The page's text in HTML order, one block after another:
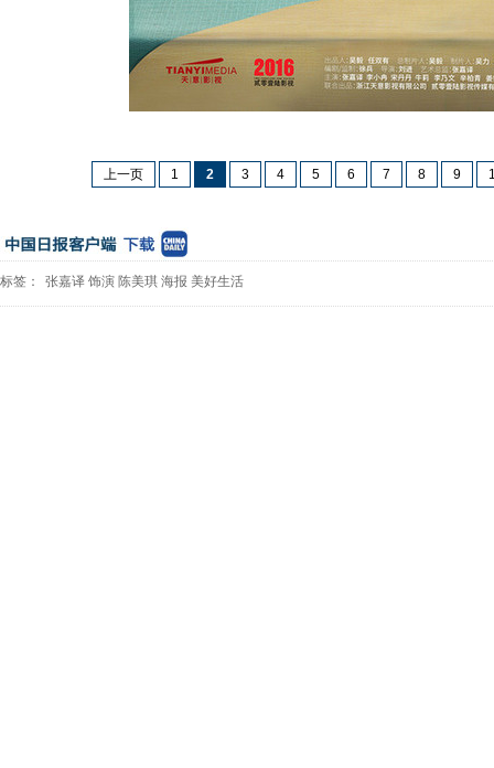
上一页 1 2 3 4 5 6 7 8 9
标签： 张嘉译 饰演 陈美琪 海报 美好生活